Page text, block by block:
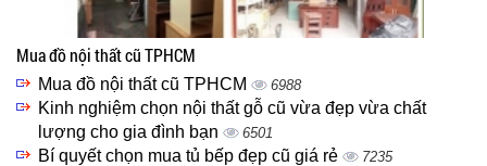
Mua đồ nội thất cũ TPHCM
Mua đồ nội thất cũ TPHCM 6988
Kinh nghiệm chọn nội thất gỗ cũ vừa đẹp vừa chất
lượng cho gia đình bạn
6501
Bí quyết chọn mua tủ bếp đẹp cũ giá rẻ 7235